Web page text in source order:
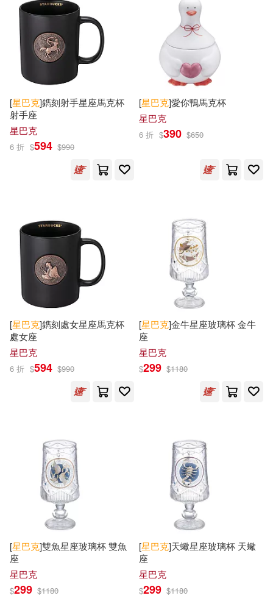
[星巴克]鐫刻射手星座馬克杯
射手座
星巴克
6 折 $594 $990
[星巴克]愛你鴨馬克杯
星巴克
6 折 $390 $650
[星巴克]鐫刻處女星座馬克杯
處女座
星巴克
6 折 $594 $990
[星巴克]金牛星座玻璃杯 金牛
座
星巴克
$299 $1180
[星巴克]雙魚星座玻璃杯 雙魚
座
星巴克
$299 $1180
[星巴克]天蠍星座玻璃杯 天蠍
座
星巴克
$299 $1180